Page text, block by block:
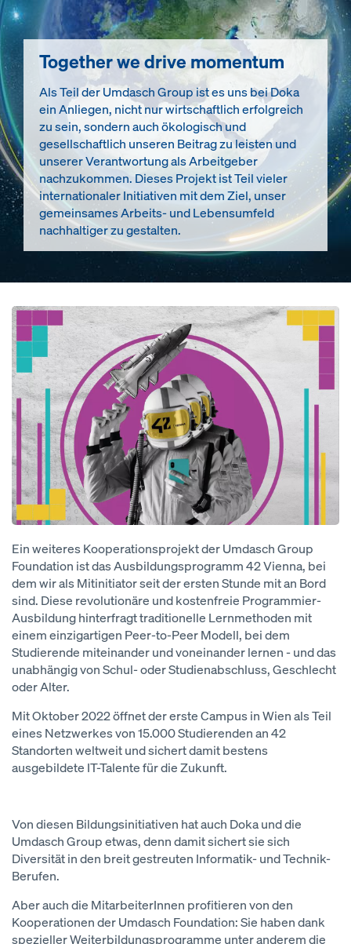
Together we drive momentum
Als Teil der Umdasch Group ist es uns bei Doka
ein Anliegen, nicht nur wirtschaftlich erfolgreich
zu sein, sondern auch ökologisch und
gesellschaftlich unseren Beitrag zu leisten und
unserer Verantwortung als Arbeitgeber
nachzukommen. Dieses Projekt ist Teil vieler
internationaler Initiativen mit dem Ziel, unser
gemeinsames Arbeits- und Lebensumfeld
nachhaltiger zu gestalten.
Open
Ein weiteres Kooperationsprojekt der Umdasch Group
Foundation ist das Ausbildungsprogramm 42 Vienna, bei
dem wir als Mitinitiator seit der ersten Stunde mit an Bord
sind. Diese revolutionäre und kostenfreie Programmier-
Ausbildung hinterfragt traditionelle Lernmethoden mit
einem einzigartigen Peer-to-Peer Modell, bei dem
Studierende miteinander und voneinander lernen - und das
unabhängig von Schul- oder Studienabschluss, Geschlecht
oder Alter.
Mit Oktober 2022 öffnet der erste Campus in Wien als Teil
eines Netzwerkes von 15.000 Studierenden an 42
Standorten weltweit und sichert damit bestens
ausgebildete IT-Talente für die Zukunft.
Von diesen Bildungsinitiativen hat auch Doka und die
Umdasch Group etwas, denn damit sichert sie sich
Diversität in den breit gestreuten Informatik- und Technik-
Berufen.
Aber auch die MitarbeiterInnen profitieren von den
Kooperationen der Umdasch Foundation: Sie haben dank
spezieller Weiterbildungsprogramme unter anderem die